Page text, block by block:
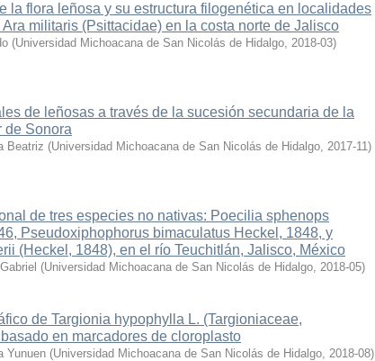
la flora leñosa y su estructura filogenética en localidades
militaris (Psittacidae) en la costa norte de Jalisco
(Universidad Michoacana de San Nicolás de Hidalgo, 2018-03)
de leñosas a través de la sucesión secundaria de la
de Sonora
Beatriz (Universidad Michoacana de San Nicolás de Hidalgo, 2017-11)
de tres especies no nativas: Poecilia sphenops
Pseudoxiphophorus bimaculatus Heckel, 1848, y
(Heckel, 1848), en el río Teuchitlán, Jalisco, México
(Universidad Michoacana de San Nicolás de Hidalgo, 2018-05)
de Targionia hypophylla L. (Targioniaceae,
en marcadores de cloroplasto
Yunuen (Universidad Michoacana de San Nicolás de Hidalgo, 2018-08)